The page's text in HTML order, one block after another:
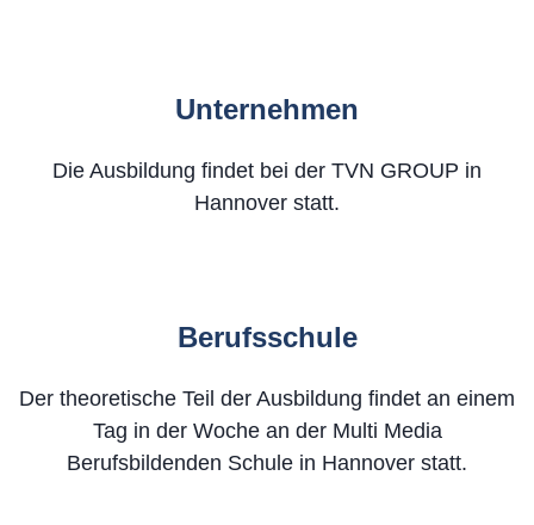
Unternehmen
Die Ausbildung findet bei der TVN GROUP in
Hannover statt.
Berufsschule
Der theoretische Teil der Ausbildung findet an einem
Tag in der Woche an der Multi Media
Berufsbildenden Schule in Hannover statt.